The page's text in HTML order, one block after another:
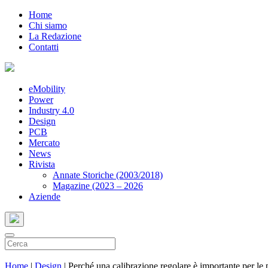
Home
Chi siamo
La Redazione
Contatti
eMobility
Power
Industry 4.0
Design
PCB
Mercato
News
Rivista
Annate Storiche (2003/2018)
Magazine (2023 – 2026
Aziende
Home | Design | Perché una calibrazione regolare è importante per le